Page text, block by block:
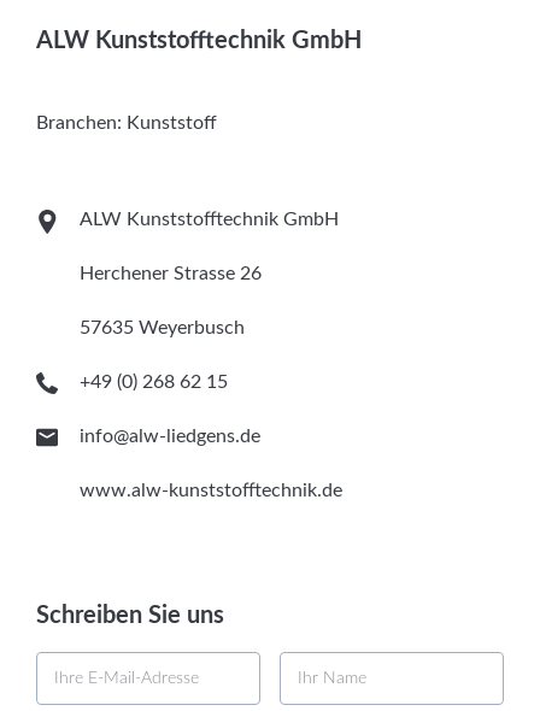
ALW Kunststofftechnik GmbH
Branchen: Kunststoff
ALW Kunststofftechnik GmbH
Herchener Strasse 26
57635 Weyerbusch
+49 (0) 268 62 15
info@alw-liedgens.de
www.alw-kunststofftechnik.de
Schreiben Sie uns